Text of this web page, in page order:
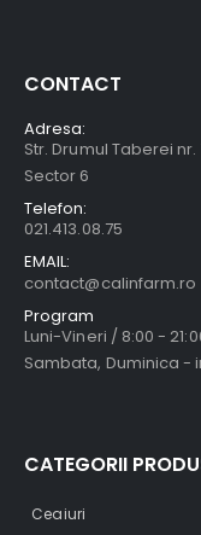
CONTACT
Adresa:
Str. Drumul Taberei
Sector 6
Telefon:
021.413.08.75
EMAIL:
contact@calinfarm.ro
Program
Luni-Vineri / 8:00 -
Sambata, Duminica -
CATEGORII
Ceaiuri